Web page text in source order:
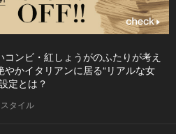
コンビ・紅しょうがのふたりが考え
やかイタリアンに居る“リアルな女
定とは？
タイル